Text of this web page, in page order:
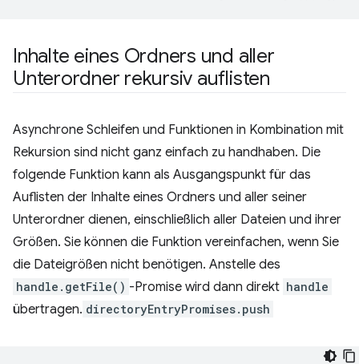
Inhalte eines Ordners und aller
Unterordner rekursiv auflisten
Asynchrone Schleifen und Funktionen in Kombination mit
Rekursion sind nicht ganz einfach zu handhaben. Die
folgende Funktion kann als Ausgangspunkt für das
Auflisten der Inhalte eines Ordners und aller seiner
Unterordner dienen, einschließlich aller Dateien und ihrer
Größen. Sie können die Funktion vereinfachen, wenn Sie
die Dateigrößen nicht benötigen. Anstelle des
handle.getFile() -Promise wird dann direkt handle
übertragen. directoryEntryPromises.push